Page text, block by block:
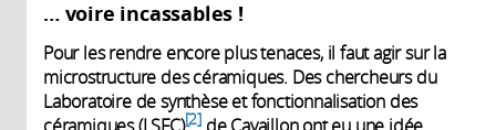
… voire incassables !
Pour les rendre encore plus tenaces, il faut agir sur la
microstructure des céramiques. Des chercheurs du
Laboratoire de synthèse et fonctionnalisation des
2